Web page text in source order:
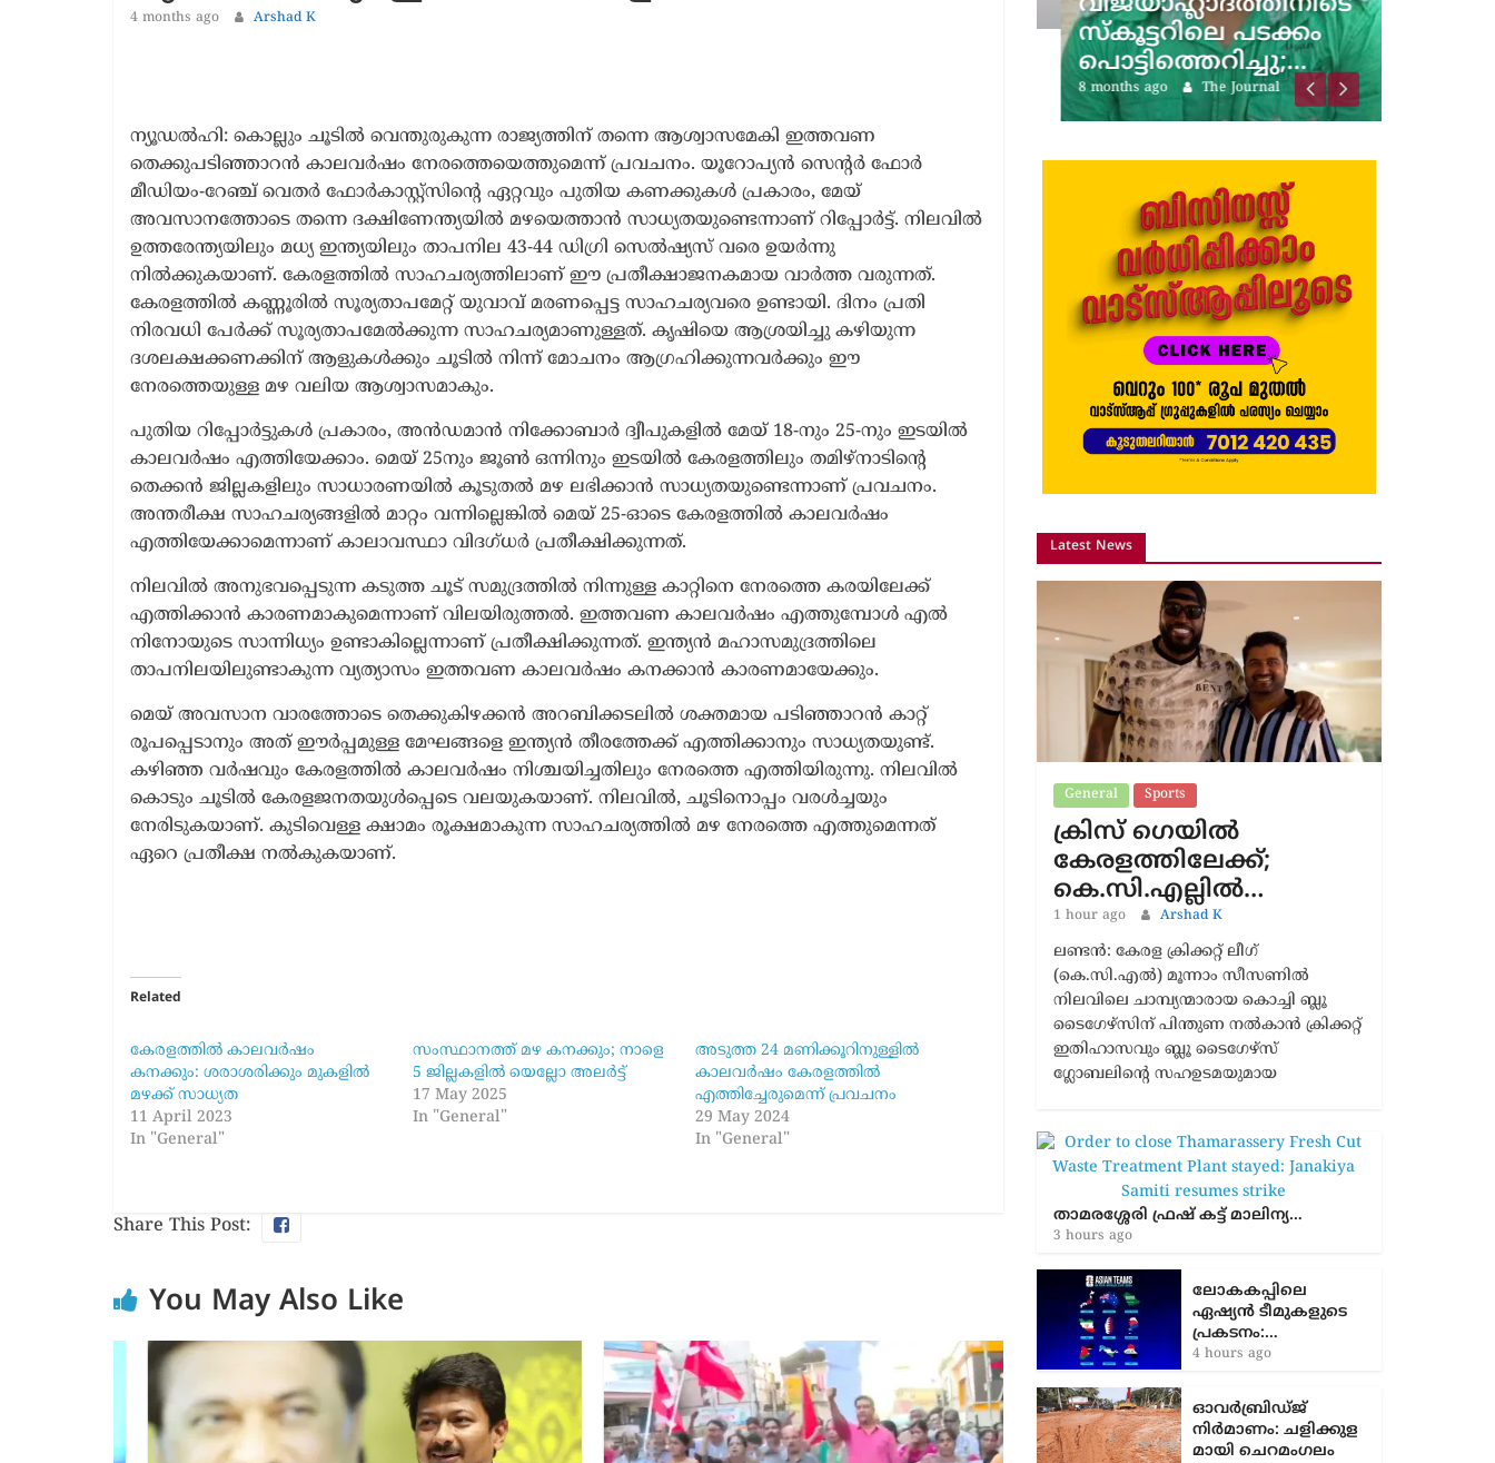
4 months ago Arshad K
ന്യൂഡൽഹി: കൊല്ലും ചൂടിൽ വെന്തുരുകുന്ന രാജ്യത്തിന് തന്നെ ആശ്വാസമേകി ഇത്തവണ
തെക്കുപടിഞ്ഞാറൻ കാലവർഷം നേരത്തെയെത്തുമെന്ന് പ്രവചനം. യൂറോപ്യൻ സെന്റർ ഫോർ
മീഡിയം-റേഞ്ച് വെതർ ഫോർകാസ്റ്റ്‌സിന്റെ ഏറ്റവും പുതിയ കണക്കുകൾ പ്രകാരം, മേയ്
അവസാനത്തോടെ തന്നെ ദക്ഷിണേന്ത്യയിൽ മഴയെത്താൻ സാധ്യതയു​​ണ്ടെന്നാണ് റിപ്പോർട്ട്. നിലവിൽ
ഉത്തരേന്ത്യയിലും മധ്യ ഇന്ത്യയിലും താപനില 43-44 ഡിഗ്രി സെൽഷ്യസ് വരെ ഉയർന്നു
നിൽക്കുകയാണ്. കേരളത്തിൽ സാഹചര്യത്തിലാണ് ഈ പ്രതീക്ഷാജനകമായ വാർത്ത വരുന്നത്.
കേരളത്തിൽ കണ്ണൂരിൽ സൂര്യതാപമേറ്റ് യുവാവ് മര​ണപ്പെട്ട സാഹചര്യവരെ ഉണ്ടായി. ദിനം പ്രതി
നിരവധി പേർക്ക് സൂര്യതാപമേൽക്കുന്ന സാഹചര്യമാണുള്ളത്. കൃഷിയെ ആശ്രയിച്ചു കഴിയുന്ന
ദശലക്ഷക്കണക്കിന് ആളുകൾക്കും ചൂടിൽ നിന്ന് മോചനം ആഗ്രഹിക്കുന്നവർക്കും ഈ
നേരത്തെയുള്ള മഴ വലിയ ആശ്വാസമാകും.
പുതിയ റിപ്പോർട്ടുകൾ പ്രകാരം, അൻഡമാൻ നിക്കോബാർ ദ്വീപുകളിൽ മേയ് 18-നും 25-നും ഇടയിൽ
കാലവർഷം എത്തിയേക്കാം. മെയ് 25നും ജൂൺ ഒന്നിനും ഇടയിൽ കേരളത്തിലും തമിഴ്നാടിന്റെ
തെക്കൻ ജില്ലകളിലും സാധാരണയിൽ കൂടുതൽ മഴ ലഭിക്കാൻ സാധ്യതയുണ്ടെന്നാണ് പ്രവചനം.
അന്തരീക്ഷ സാഹചര്യങ്ങളിൽ മാറ്റം വന്നില്ലെങ്കിൽ മെയ് 25-ഓടെ കേരളത്തിൽ കാലവർഷം
എത്തിയേക്കാമെന്നാണ് കാലാവസ്ഥാ വിദഗ്ധർ പ്രതീക്ഷിക്കുന്നത്.
നിലവിൽ അനുഭവപ്പെടുന്ന കടുത്ത ചൂട് സമുദ്രത്തിൽ നിന്നുള്ള കാറ്റിനെ നേരത്തെ കരയിലേക്ക്
എത്തിക്കാൻ കാരണമാകുമെന്നാണ് വിലയിരുത്തൽ. ഇത്തവണ കാലവർഷം എത്തുമ്പോൾ എൽ
നിനോയുടെ സാന്നിധ്യം ഉണ്ടാകില്ലെന്നാണ് പ്രതീക്ഷിക്കുന്നത്. ഇന്ത്യൻ മഹാസമുദ്രത്തിലെ
താപനിലയിലുണ്ടാകുന്ന വ്യത്യാസം ഇത്തവണ കാലവർഷം കനക്കാൻ കാരണമായേക്കും.
മെയ് അവസാന വാരത്തോടെ തെക്കുകിഴക്കൻ അറബിക്കടലിൽ ശക്തമായ പടിഞ്ഞാറൻ കാറ്റ്
രൂപപ്പെടാനും അത് ഈർപ്പമുള്ള മേഘങ്ങളെ ഇന്ത്യൻ തീരത്തേക്ക് എത്തിക്കാനും സാധ്യതയുണ്ട്.
കഴിഞ്ഞ വർഷവും കേരളത്തിൽ കാലവർഷം നിശ്ചയിച്ചതിലും നേരത്തെ എത്തിയിരുന്നു. നിലവിൽ
കൊടും ചൂടിൽ കേരളജനതയുൾപ്പെടെ വലയുകയാണ്. നിലവിൽ, ചൂടിനൊപ്പം വരൾച്ചയും
നേരിടുകയാണ്. കുടിവെള്ള ക്ഷാമം രൂക്ഷമാകുന്ന സാഹചര്യത്തിൽ മഴ നേരത്തെ എത്തുമെന്നത്
ഏറെ ​പ്രതീക്ഷ നൽകുകയാണ്.
Related
കേരളത്തിൽ കാലവർഷം
കനക്കും: ശരാശരിക്കും മുകളിൽ
മഴക്ക് സാധ്യത
11 April 2023
In "General"
സംസ്ഥാനത്ത് മഴ കനക്കും; നാളെ
5 ജില്ലകളിൽ യെല്ലോ അലർട്ട്
17 May 2025
In "General"
അടുത്ത 24 മണിക്കൂറിനുള്ളിൽ
കാലവർഷം കേരളത്തിൽ
എത്തിച്ചേരുമെന്ന് പ്രവചനം
29 May 2024
In "General"
Share This Post:
You May Also Like
സ്കൂട്ടറിലെ പടക്കം
പൊട്ടിത്തെറിച്ചു;…
8 months ago The Journal
Latest News
General Sports
ക്രിസ് ഗെയിൽ
കേരളത്തിലേക്ക്;
കെ.സി.എല്ലിൽ…
1 hour ago Arshad K
ലണ്ടൻ: കേരള ക്രിക്കറ്റ് ലീഗ്
(കെ.സി.എൽ) മൂന്നാം സീസണിൽ
നിലവിലെ ചാമ്പ്യന്മാരായ കൊച്ചി ബ്ലൂ
ടൈഗേഴ്സിന് പിന്തുണ നൽകാൻ ക്രിക്കറ്റ്
ഇതിഹാസവും ബ്ലൂ ടൈഗേഴ്സ്
ഗ്ലോബലിന്റെ സഹഉടമയുമായ
താമരശ്ശേരി ഫ്രഷ് കട്ട് മാലിന്യ…
3 hours ago
ലോകകപ്പിലെ
ഏഷ്യന്‍ ടീമുകളുടെ
പ്രകടനം:…
4 hours ago
ഓവർബ്രിഡ്ജ്
നിർമാണം: ച​ളി​ക്കു​ള​
മാ​യി ചെ​റ​മം​ഗ​ലം